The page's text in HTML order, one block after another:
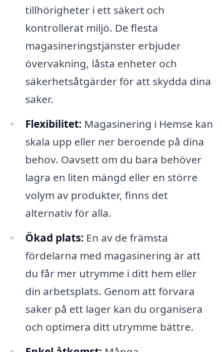
tillhörigheter i ett säkert och
kontrollerat miljö. De flesta
magasineringstjänster erbjuder
övervakning, låsta enheter och
säkerhetsåtgärder för att skydda dina
saker.
Flexibilitet: Magasinering i Hemse kan
skala upp eller ner beroende på dina
behov. Oavsett om du bara behöver
lagra en liten mängd eller en större
volym av produkter, finns det
alternativ för alla.
Ökad plats: En av de främsta
fördelarna med magasinering är att
du får mer utrymme i ditt hem eller
din arbetsplats. Genom att förvara
saker på ett lager kan du organisera
och optimera ditt utrymme bättre.